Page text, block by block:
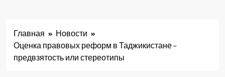
Главная
Новости
Оценка правовых реформ в Таджикистане –
предвзятость или стереотипы